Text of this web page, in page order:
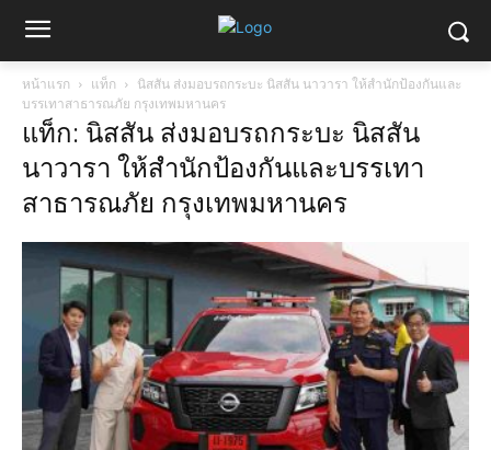
หน้าแรก แท็ก
นิสสัน ส่งมอบรถกระบะ นิสสัน นาวารา ให้สำนักป้องกันและ
บรรเทาสาธารณภัย กรุงเทพมหานคร
แท็ก: นิสสัน ส่งมอบรถกระบะ นิสสัน
นาวารา ให้สำนักป้องกันและบรรเทา
สาธารณภัย กรุงเทพมหานคร